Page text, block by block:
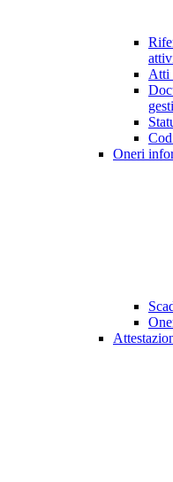
Atti
Oneri